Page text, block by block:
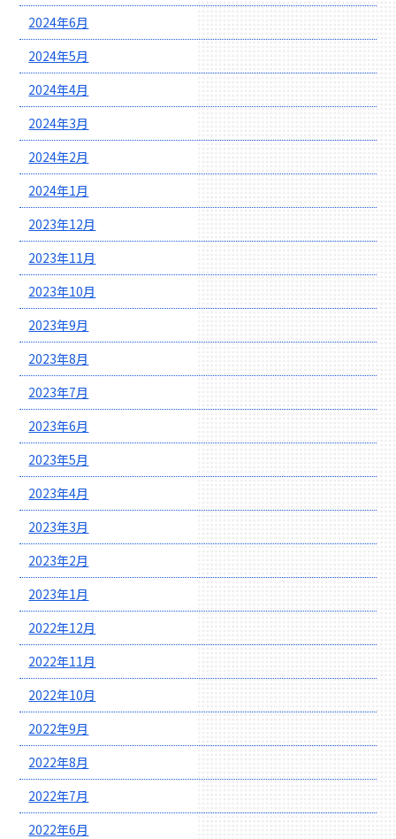
2024年6月
2024年5月
2024年4月
2024年3月
2024年2月
2024年1月
2023年12月
2023年11月
2023年10月
2023年9月
2023年8月
2023年7月
2023年6月
2023年5月
2023年4月
2023年3月
2023年2月
2023年1月
2022年12月
2022年11月
2022年10月
2022年9月
2022年8月
2022年7月
2022年6月